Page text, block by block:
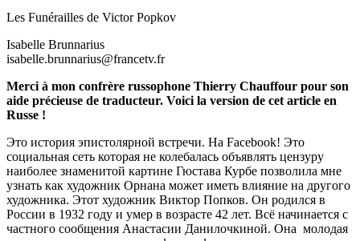
Les Funérailles de Victor Popkov
Isabelle Brunnarius
isabelle.brunnarius@francetv.fr
Merci à mon confrère russophone Thierry Chauffour pour son
aide précieuse de traducteur. Voici la version de cet article en
Russe !
Это история эпистолярной встречи. На Facebook! Это
социальная сеть которая не колебалась объявлять цензуру
наиболее знаменитой картине Гюстава Курбе позволила мне
узнать как художник Орнана может иметь влияние на другого
художника. Этот художник Виктор Попков. Он родился в
России в 1932 году и умер в возрасте 42 лет. Всё начинается с
частного сообщения Анастасии Данилочкиной. Она молодая